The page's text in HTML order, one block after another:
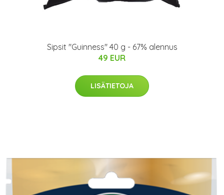
Sipsit "Guinness" 40 g - 67% alennus
49 EUR
LISÄTIETOJA